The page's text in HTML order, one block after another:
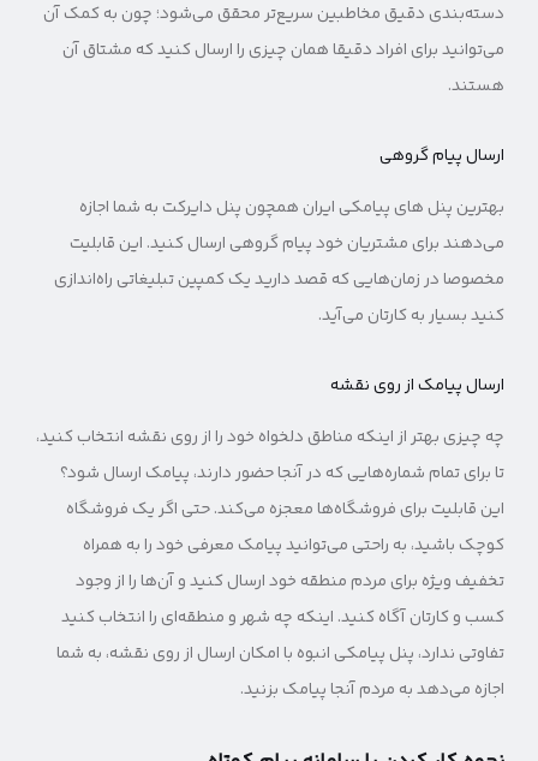
دسته‌بندی دقیق مخاطبین سریع‌تر محقق می‌شود؛ چون به کمک آن
می‌توانید برای افراد دقیقا همان چیزی را ارسال کنید که مشتاق آن
هستند.
ارسال پیام گروهی
بهترین پنل های پیامکی ایران همچون پنل دایرکت به شما اجازه
می‌دهند برای مشتریان خود پیام گروهی ارسال کنید. این قابلیت
مخصوصا در زمان‌هایی که قصد دارید یک کمپین تبلیغاتی راه‌اندازی
کنید بسیار به کارتان می‌آید.
ارسال پیامک از روی نقشه
چه چیزی بهتر از اینکه مناطق دلخواه خود را از روی نقشه انتخاب کنید،
تا برای تمام شماره‌هایی که در آنجا حضور دارند، پیامک ارسال شود؟‌
این قابلیت برای فروشگاه‌ها معجزه می‌کند. حتی اگر یک فروشگاه
کوچک باشید، به راحتی می‌توانید پیامک معرفی خود را به همراه
تخفیف ویژه برای مردم منطقه خود ارسال کنید و آن‌ها را از وجود
کسب و کارتان آگاه کنید. اینکه چه شهر و منطقه‌ای را انتخاب کنید
تفاوتی ندارد، پنل پیامکی انبوه با امکان ارسال از روی نقشه، به شما
اجازه می‌دهد به مردم آنجا پیامک بزنید.